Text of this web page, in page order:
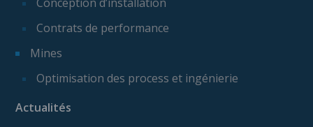
Contrats de performance
Mines
Optimisation des process et ingénierie
Actualités